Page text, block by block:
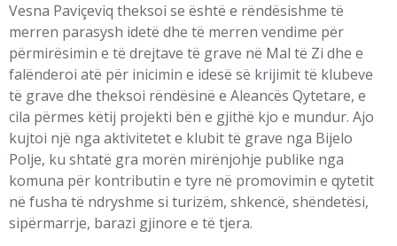
Vesna Paviçeviq theksoi se është e rëndësishme të
merren parasysh idetë dhe të merren vendime për
përmirësimin e të drejtave të grave në Mal të Zi dhe e
falënderoi atë për inicimin e idesë së krijimit të klubeve
të grave dhe theksoi rëndësinë e Aleancës Qytetare, e
cila përmes këtij projekti bën e gjithë kjo e mundur. Ajo
kujtoi një nga aktivitetet e klubit të grave nga Bijelo
Polje, ku shtatë gra morën mirënjohje publike nga
komuna për kontributin e tyre në promovimin e qytetit
në fusha të ndryshme si turizëm, shkencë, shëndetësi,
sipërmarrje, barazi gjinore e të tjera.